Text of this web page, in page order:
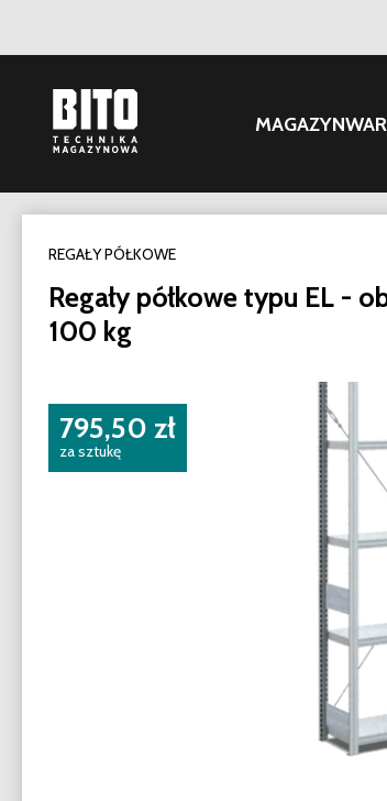
MAGAZYN
REGAŁY PÓŁKOWE
Regały półkowe typu EL -
100 kg
795,50 zł
za sztukę